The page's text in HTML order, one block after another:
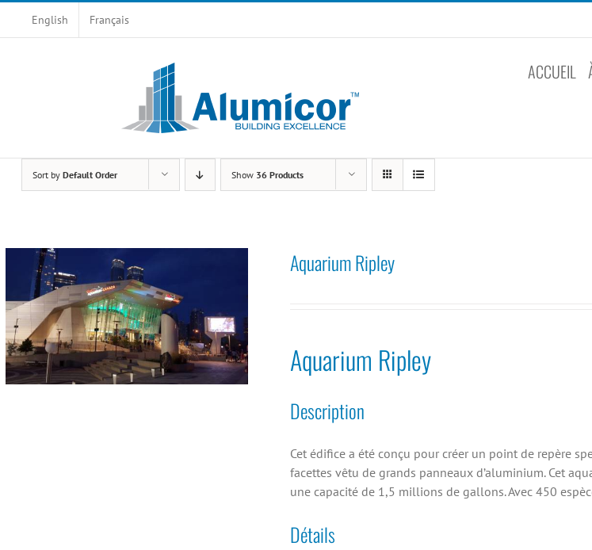
English Français
ACCUEIL
Sort by Default Order Show 36 Products
Aquarium Ripley
Aquarium Ripley
Description
Cet édifice a été conçu pour créer un point de repère
facettes vêtu de grands panneaux d’aluminium. Cet
une capacité de 1,5 millions de gallons. Avec 450
Détails